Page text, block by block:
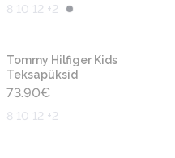
8 10 12 +2
Tommy Hilfiger Kids
Teksapüksid
73.90€
8 10 12 +2